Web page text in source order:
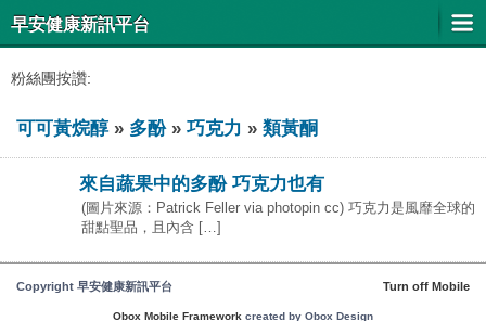
早安健康新訊平台
粉絲團按讚:
可可黃烷醇» 多酚» 巧克力 » 類黃酮
來自蔬果中的多酚 巧克力也有
(圖片來源：Patrick Feller via photopin cc) 巧克力是風靡全球的
甜點聖品，且內含 […]
Copyright 早安健康新訊平台 Turn off Mobile
Obox Mobile Framework created by Obox Design